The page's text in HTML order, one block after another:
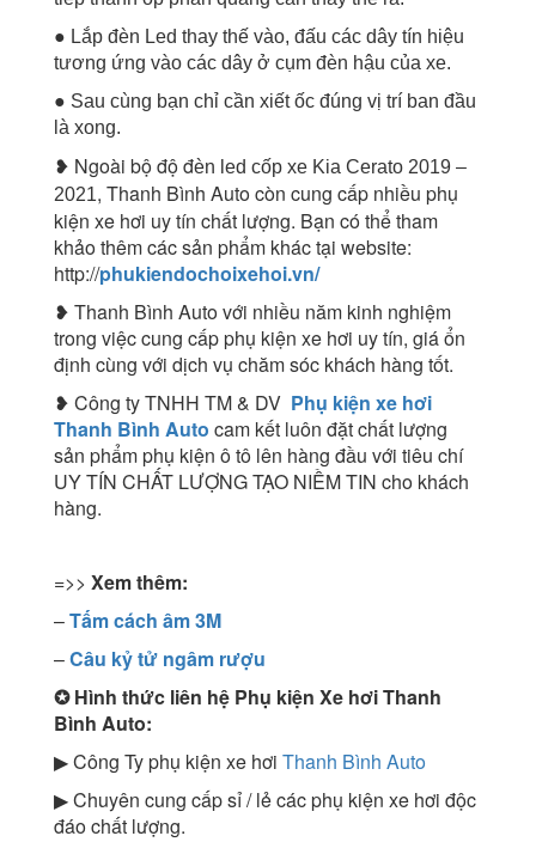
● Lắp đèn Led thay thế vào, đấu các dây tín hiệu
tương ứng vào các dây ở cụm đèn hậu của xe.
● Sau cùng bạn chỉ cần xiết ốc đúng vị trí ban đầu
là xong.
❥ Ngoài bộ độ đèn led cốp xe Kia Cerato 2019 –
2021, Thanh Bình Auto còn cung cấp nhiều phụ
kiện xe hơi uy tín chất lượng. Bạn có thể tham
khảo thêm các sản phẩm khác tại website:
http://phukiendochoixehoi.vn/
❥ Thanh Bình Auto với nhiều năm kinh nghiệm
trong việc cung cấp phụ kiện xe hơi uy tín, giá ổn
định cùng với dịch vụ chăm sóc khách hàng tốt.
❥ Công ty TNHH TM & DV Phụ kiện xe hơi
Thanh Bình Auto cam kết luôn đặt chất lượng
sản phẩm phụ kiện ô tô lên hàng đầu với tiêu chí
UY TÍN CHẤT LƯỢNG TẠO NIỀM TIN cho khách
hàng.
=>> Xem thêm:
–Tấm cách âm 3M
–Câu kỷ tử ngâm rượu
✪Hình thức liên hệ Phụ kiện Xe hơi Thanh
Bình Auto:
▶ Công Ty phụ kiện xe hơi Thanh Bình Auto
▶ Chuyên cung cấp sỉ / lẻ các phụ kiện xe hơi độc
đáo chất lượng.